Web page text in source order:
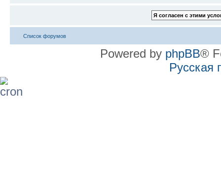
Список форумов
Powered by phpBB®
Русская